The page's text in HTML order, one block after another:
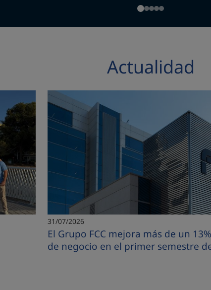
Actualidad
31/07/2026
El Grupo FCC mejora más de un
de negocio en el primer semestre